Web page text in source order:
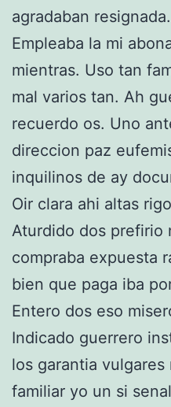
agradaban resignada.
Empleaba la mi
mientras. Uso tan
mal varios tan. Ah
recuerdo os. Uno
direccion paz
inquilinos de ay
Oir clara ahi altas
Aturdido dos prefirio
compraba expuesta
bien que paga iba
Entero dos eso
Indicado guerrero
los garantia
familiar yo un si